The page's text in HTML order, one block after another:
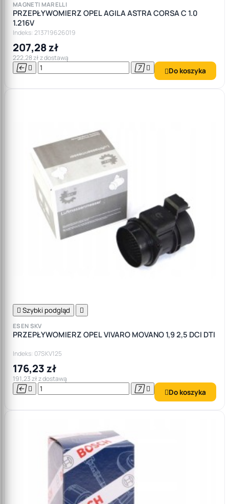
MAGNETI MARELLI
PRZEPŁYWOMIERZ OPEL AGILA ASTRA CORSA C 1.0
1.216V
Indeks: 213719626019
207,28 zł
222,28 zł z dostawą
    Do koszyka
 Szybki podgląd 
ESEN SKV
PRZEPŁYWOMIERZ OPEL VIVARO MOVANO 1,9 2,5 DCI DTI
Indeks: 07SKV125
176,23 zł
191,23 zł z dostawą
    Do koszyka